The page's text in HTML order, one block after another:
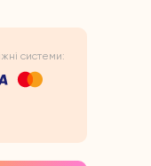
системи: